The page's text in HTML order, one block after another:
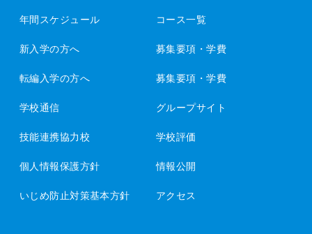
年間スケジュール コース一覧
新入学の方へ 募集要項・学費
転編入学の方へ 募集要項・学費
学校通信 グループサイト
技能連携協力校 学校評価
個人情報保護方針 情報公開
いじめ防止対策基本方針 アクセス